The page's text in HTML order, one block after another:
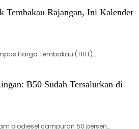
Tembakau Rajangan, Ini Kalender
Harga Tembakau (TIHT)…
B50 Sudah Tersalurkan di
biodiesel campuran 50 persen…